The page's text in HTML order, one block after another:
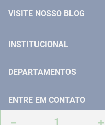
＋
－
VISITE NOSSO BLOG
INSTITUCIONAL
POLITICA DE TROCA E DEVOLUÇÃO
DEPARTAMENTOS
FERRAMENTAS MANUIAIS
ENTRE EM CONTATO
TELEVENDAS